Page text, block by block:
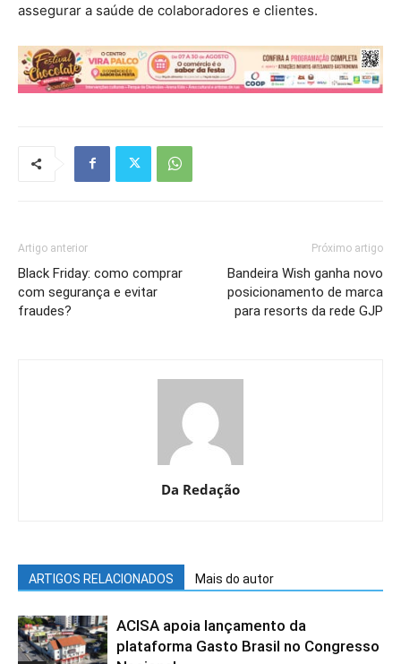
assegurar a saúde de colaboradores e clientes.
Artigo anterior
Black Friday: como comprar
com segurança e evitar
fraudes?
Próximo artigo
Bandeira Wish ganha novo
posicionamento de marca
para resorts da rede GJP
Da Redação
ARTIGOS RELACIONADOS Mais do autor
ACISA apoia lançamento da
plataforma Gasto Brasil no Congresso